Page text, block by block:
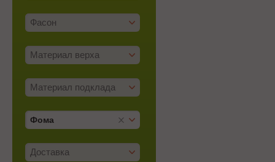
Фасон
Материал верха
Материал подклада
Фома
Доставка